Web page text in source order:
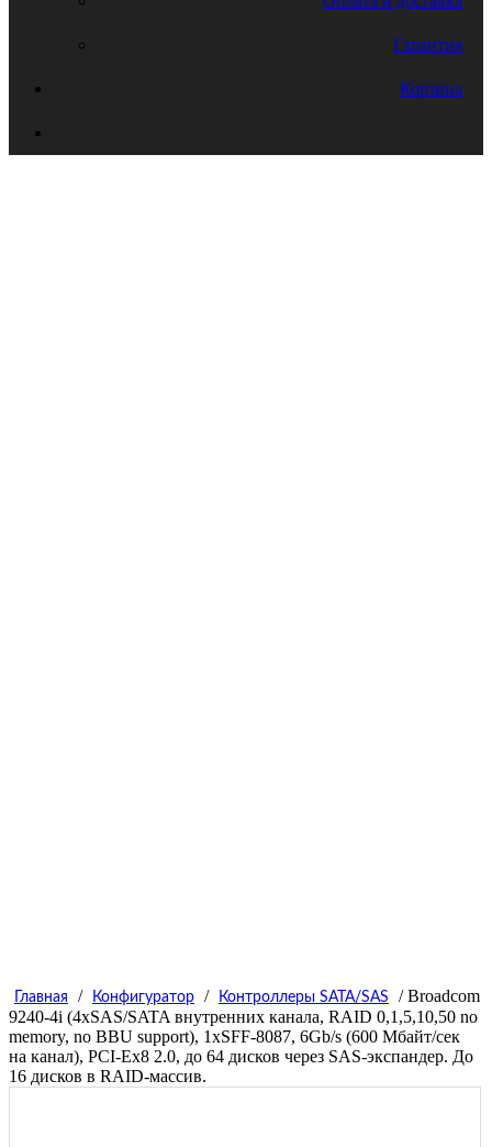
Гарантия
Корзина
Главная / Конфигуратор / Контроллеры SATA/SAS
/ Broadcom
9240-4i (4xSAS/SATA внутренних канала, RAID 0,1,5,10,50 no
memory, no BBU support), 1хSFF-8087, 6Gb/s (600 Мбайт/сек
на канал), PCI-Ex8 2.0, до 64 дисков через SAS-экспандер. До
16 дисков в RAID-массив.